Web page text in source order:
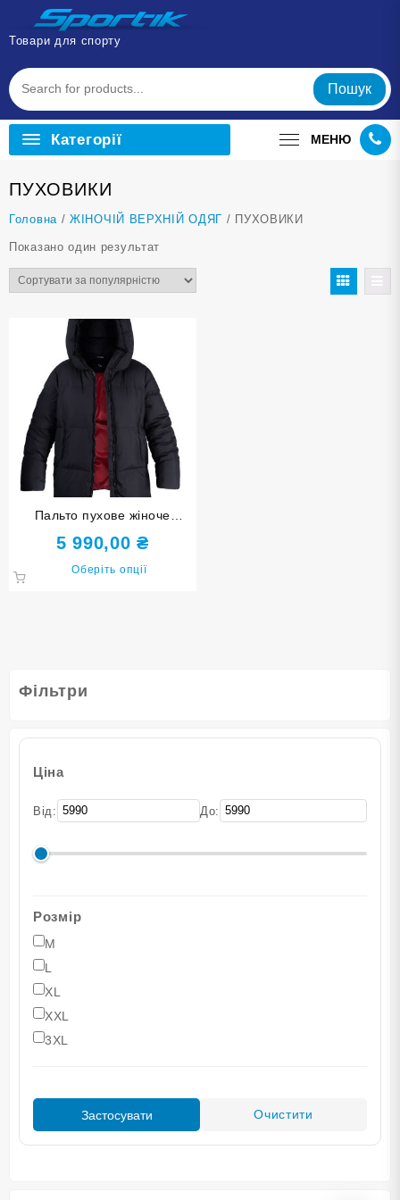
Перейти
вмісту
Товари для спорту
Пошук
Категорії МЕНЮ
Фільтри
Ціна
Від: До:
Розмір
M
L
XL
XXL
3XL
Застосувати Очистити
ПУХОВИКИ
Головна /ЖІНОЧІЙ ВЕРХНІЙ ОДЯГ / ПУХОВИКИ
Показано один результат
Пальто пухове жіноче
Freever AF 2209 чорне
5 990,00₴
Оберіть опції
сторінці